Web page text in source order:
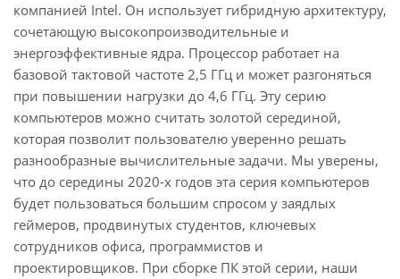
компанией Intel. Он использует гибридную архитектуру,
сочетающую высокопроизводительные и
энергоэффективные ядра. Процессор работает на
базовой тактовой частоте 2,5 ГГц и может разгоняться
при повышении нагрузки до 4,6 ГГц. Эту серию
компьютеров можно считать золотой серединой,
которая позволит пользователю уверенно решать
разнообразные вычислительные задачи. Мы уверены,
что до середины 2020-х годов эта серия компьютеров
будет пользоваться большим спросом у заядлых
геймеров, продвинутых студентов, ключевых
сотрудников офиса, программистов и
проектировщиков. При сборке ПК этой серии, наши